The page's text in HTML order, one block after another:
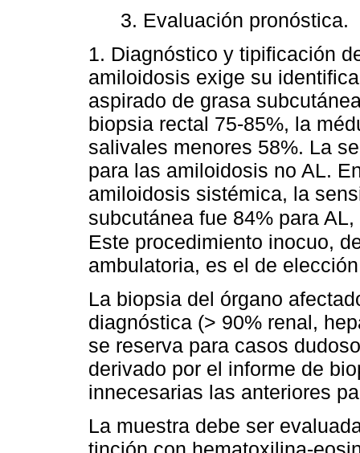
3. Evaluación pronóstica.
1. Diagnóstico y tipificación
amiloidosis exige su
aspirado de grasa
biopsia rectal 75-85%, la
salivales menores 58%. La
para las amiloidosis no AL.
amiloidosis sistémica, la
subcutánea fue 84% para
Este procedimiento inocuo,
ambulatoria, es el de
La biopsia del órgano
diagnóstica (> 90% renal,
se reserva para casos
derivado por el informe de
innecesarias las anteriores
La muestra debe ser